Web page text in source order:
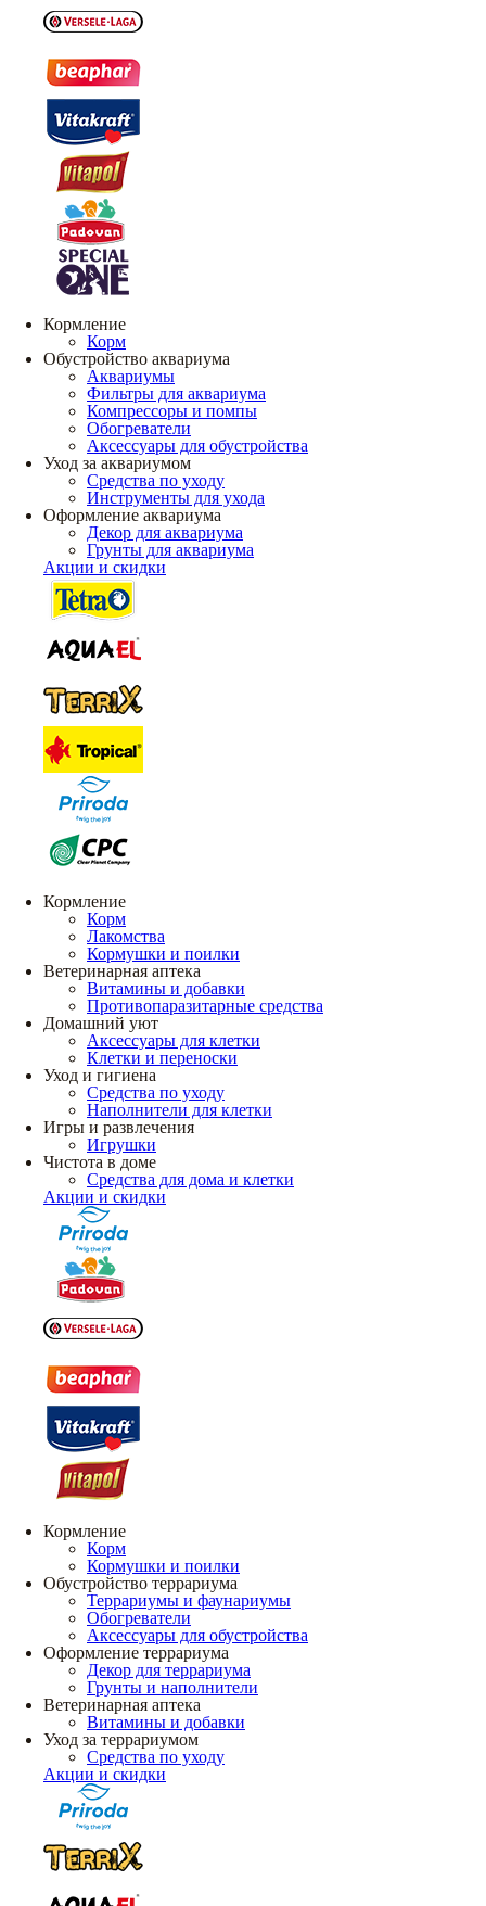
Кормление
Корм
Обустройство аквариума
Аквариумы
Фильтры для аквариума
Компрессоры и помпы
Обогреватели
Аксессуары для обустройства
Уход за аквариумом
Средства по уходу
Инструменты для ухода
Оформление аквариума
Декор для аквариума
Грунты для аквариума
Акции и скидки
Кормление
Корм
Лакомства
Кормушки и поилки
Ветеринарная аптека
Витамины и добавки
Противопаразитарные средства
Домашний уют
Аксессуары для клетки
Клетки и переноски
Уход и гигиена
Средства по уходу
Наполнители для клетки
Игры и развлечения
Игрушки
Чистота в доме
Средства для дома и клетки
Акции и скидки
Кормление
Корм
Кормушки и поилки
Обустройство террариума
Террариумы и фаунариумы
Обогреватели
Аксессуары для обустройства
Оформление террариума
Декор для террариума
Грунты и наполнители
Ветеринарная аптека
Витамины и добавки
Уход за террариумом
Средства по уходу
Акции и скидки